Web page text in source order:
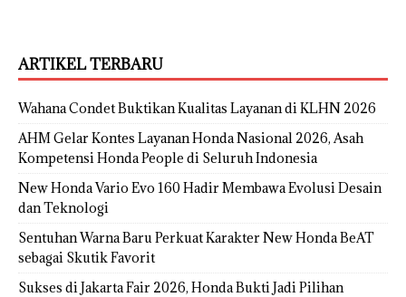
ARTIKEL TERBARU
Wahana Condet Buktikan Kualitas Layanan di KLHN 2026
AHM Gelar Kontes Layanan Honda Nasional 2026, Asah
Kompetensi Honda People di Seluruh Indonesia
New Honda Vario Evo 160 Hadir Membawa Evolusi Desain
dan Teknologi
Sentuhan Warna Baru Perkuat Karakter New Honda BeAT
sebagai Skutik Favorit
Sukses di Jakarta Fair 2026, Honda Bukti Jadi Pilihan